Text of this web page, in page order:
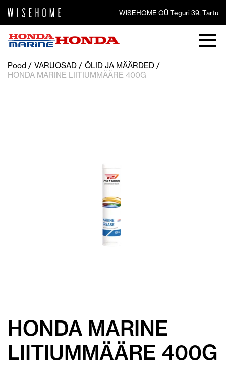
WISEHOME OÜ Teguri 39, Tartu
Pood VARUOSAD
ÕLID JA MÄÄRDED
HONDA MARINE LIITIUMMÄÄRE 400G
HONDA MARINE
LIITIUMMÄÄRE 400G